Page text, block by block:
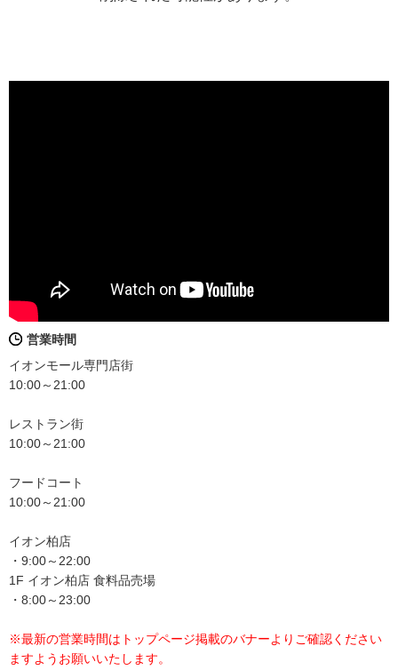
営業時間
イオンモール専門店街
10:00～21:00
レストラン街
10:00～21:00
フードコート
10:00～21:00
イオン柏店
・9:00～22:00
1F イオン柏店 食料品売場
・8:00～23:00
※最新の営業時間はトップページ掲載のバナーよりご確認ください
ますようお願いいたします。